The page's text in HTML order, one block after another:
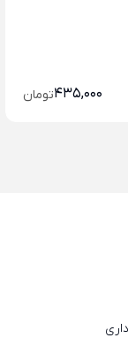
435,000تومان